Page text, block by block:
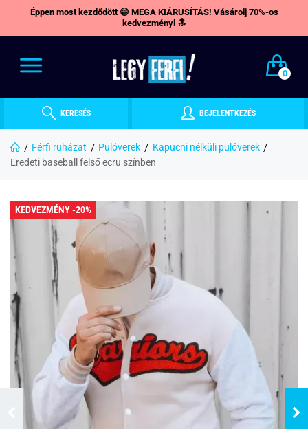
Éppen most kezdődött 😁 MEGA KIÁRUSÍTÁS! Vásárolj 70%-os
kedvezményl 🔝
0
KERESÉS BEJELENTKEZÉS
Férfi ruházat Pulóverek
Kapucni nélküli pulóverek
Eredeti baseball felső ecru színben
KEDVEZMÉNY -20%